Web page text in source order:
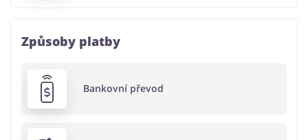
Způsoby platby
Bankovní převod